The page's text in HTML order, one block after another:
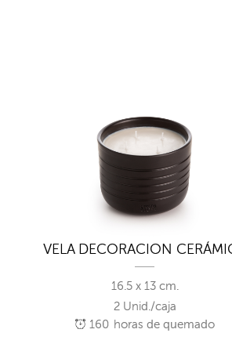
VELA DECORACION
16.5 x 13 cm.
2 Unid./caja
160 horas de quemado